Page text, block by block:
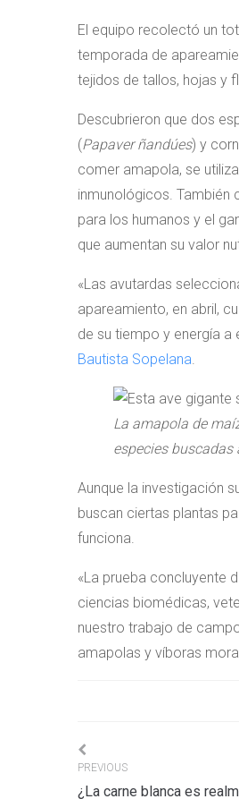
El equipo recolectó un
temporada de
tejidos de tallos, hojas y
Descubrieron que dos
(Papaver ñandúes) y
comer amapola, se
inmunológicos. También
para los humanos y el
que aumentan su valor
«Las avutardas
apareamiento, en abril,
de su tiempo y energía a
Bautista Sopelana.
La amapola de
especies buscadas
Aunque la investigación
buscan ciertas plantas
funciona.
«La prueba concluyente
ciencias biomédicas,
nuestro trabajo de
amapolas y víboras
Navigation
PREVIOUS
¿La carne blanca es